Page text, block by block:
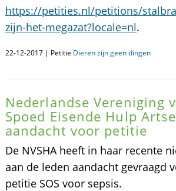
https://petities.nl/petitions/
zijn-het-megazat?locale=nl.
22-12-2017 | Petitie Dieren zijn geen dingen
Nederlandse Vereniging
Spoed Eisende Hulp
aandacht voor petitie
De NVSHA heeft in haar recente
aan de leden aandacht gevraagd
petitie SOS voor sepsis.